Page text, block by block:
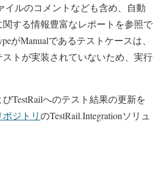
イルのコメントなども含め、自動
する情報豊富なレポートを参照で
がManualであるテストケースは、
トが実装されていないため、実行
TestRailへのテスト結果の更新を
ジトリのTestRail.Integrationソリュ